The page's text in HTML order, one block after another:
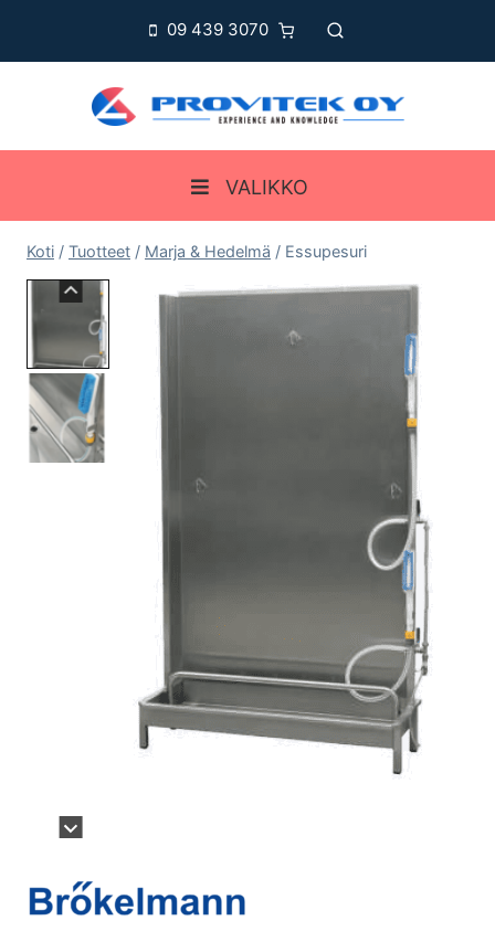
09 439 3070
VALIKKO
Koti / Tuotteet / Marja & Hedelmä / Essupesuri